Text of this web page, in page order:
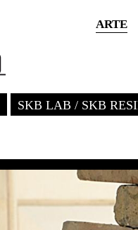
ARTE
SKB LAB / SKB